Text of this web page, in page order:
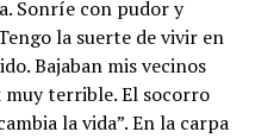
Sonríe con pudor y
la suerte de vivir en
Bajaban mis vecinos
muy terrible. El socorro
la vida”. En la carpa